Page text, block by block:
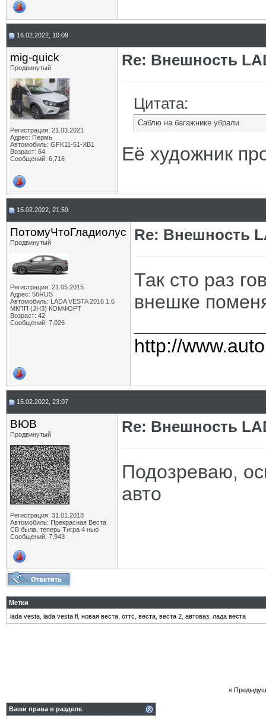
16.02.2022, 10:09
mig-quick
Продвинутый
Регистрация: 21.03.2021
Адрес: Пермь
Автомобиль: GFK11-51-ХВ1
Возраст: 64
Сообщений: 6,716
Re: Внешность
Цитата:
Саблю на багажнике убрали
Её художник
15.02.2022, 21:59
ПотомуЧтоГладиолус
Продвинутый
Регистрация: 21.05.2015
Адрес: 56RUS
Автомобиль: LADA VESTA 2016 1.6
МКПП (JH3) КОМФОРТ
Возраст: 42
Сообщений: 7,026
Re: Внешность
Так сто раз
внешке
http://
15.02.2022, 23:07
ВЮВ
Продвинутый
Регистрация: 31.01.2018
Автомобиль: Прекрасная Веста
СВ была, теперь Тигра 4 нью
Сообщений: 7,943
Re: Внешность
Подозреваю,
авто
Метки
lada vesta lada vesta fl новая веста оттс веста веста 2 автоваз лада веста
«
Ваши права в разделе